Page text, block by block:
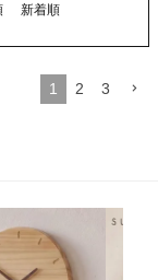
新着順
1 2 3